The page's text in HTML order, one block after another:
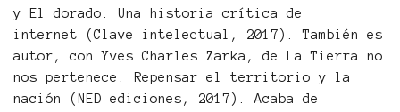
y El dorado. Una historia crítica de
internet (Clave intelectual, 2017). También es
autor, con Yves Charles Zarka, de La Tierra no
nos pertenece. Repensar el territorio y la
nación (NED ediciones, 2017). Acaba de